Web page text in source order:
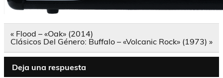
Navegación
de
« Flood – «Oak» (2014)
Clásicos Del Género: Buffalo – «Volcanic Rock» (1973) »
Deja una respuesta